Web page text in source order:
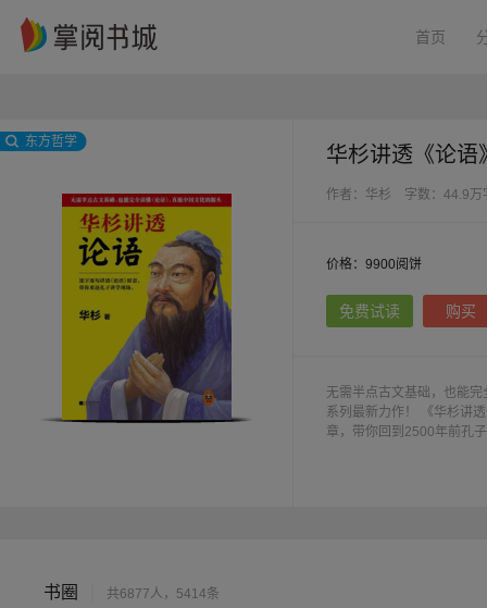
首页
东方哲学
华杉讲透《论语
作者：华杉 字数：44.9万
价格：9900阅饼
免费试读 购买
无需半点古文基础，也能
系列最新力作！ 《华杉讲透论语》作者华杉，综合了朱熹、王阳明、曾国藩等先贤的经典阐释，用409篇轻松畅快的解读文
章，带你回到2500年前孔
书圈 共6877人，5414条